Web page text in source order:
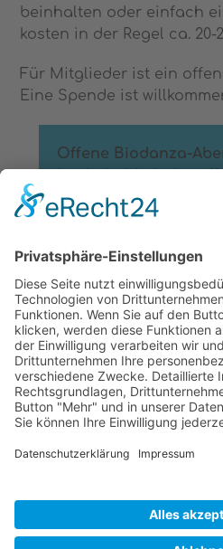
beinhalten oder einfach
kosten in der Regel ca. 20-
Für Mitglieder ist ein
Eine Spende ist
Offene Biodanza-
Regelungen):
Toro (Köln, Tor 28)
Weitere Infos
Archiv